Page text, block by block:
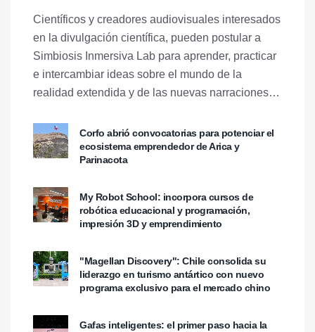
Científicos y creadores audiovisuales interesados
en la divulgación científica, pueden postular a
Simbiosis Inmersiva Lab para aprender, practicar
e intercambiar ideas sobre el mundo de la
realidad extendida y de las nuevas narraciones
Corfo abrió convocatorias para potenciar el
ecosistema emprendedor de Arica y
Parinacota
My Robot School: incorpora cursos de
robótica educacional y programación,
impresión 3D y emprendimiento
"Magellan Discovery": Chile consolida su
liderazgo en turismo antártico con nuevo
programa exclusivo para el mercado chino
Gafas inteligentes: el primer paso hacia la